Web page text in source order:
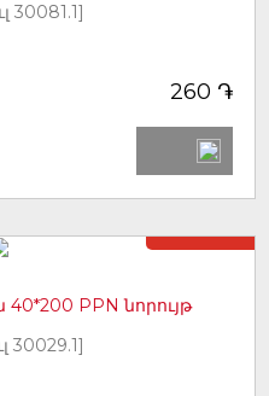
30081.1]
260 ֏
PPN նորույթ
30029.1]